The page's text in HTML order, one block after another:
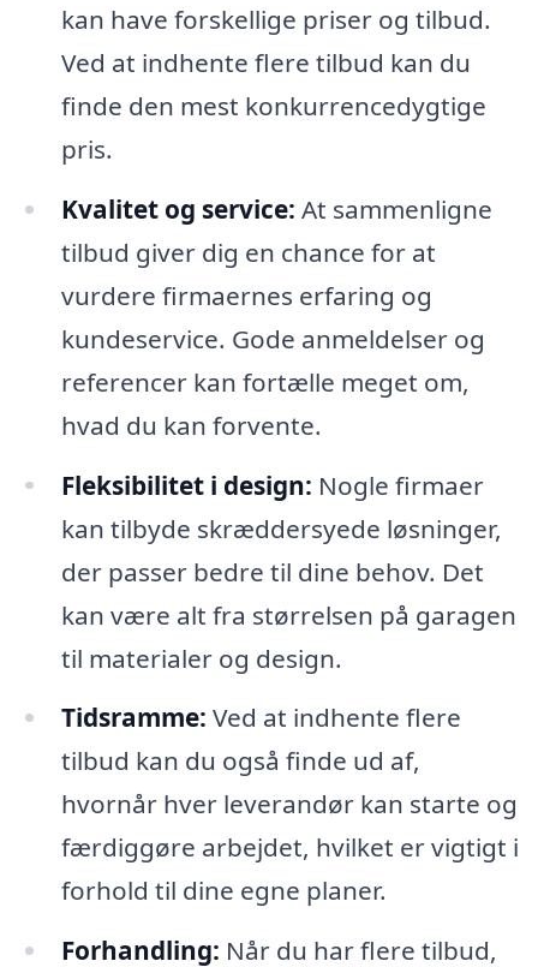
kan have forskellige priser og tilbud.
Ved at indhente flere tilbud kan du
finde den mest konkurrencedygtige
pris.
Kvalitet og service: At sammenligne
tilbud giver dig en chance for at
vurdere firmaernes erfaring og
kundeservice. Gode anmeldelser og
referencer kan fortælle meget om,
hvad du kan forvente.
Fleksibilitet i design: Nogle firmaer
kan tilbyde skræddersyede løsninger,
der passer bedre til dine behov. Det
kan være alt fra størrelsen på garagen
til materialer og design.
Tidsramme: Ved at indhente flere
tilbud kan du også finde ud af,
hvornår hver leverandør kan starte og
færdiggøre arbejdet, hvilket er vigtigt i
forhold til dine egne planer.
Forhandling: Når du har flere tilbud,